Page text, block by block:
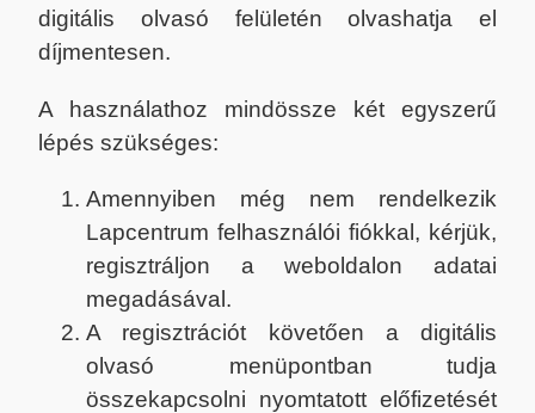
digitális olvasó felületén olvashatja el
díjmentesen.
A használathoz mindössze két egyszerű
lépés szükséges:
Amennyiben még nem rendelkezik
Lapcentrum felhasználói fiókkal, kérjük,
regisztráljon a weboldalon adatai
megadásával.
A regisztrációt követően a digitális
olvasó menüpontban tudja
összekapcsolni nyomtatott előfizetését